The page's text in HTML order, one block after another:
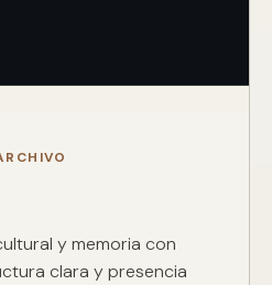
y memoria con
clara y presencia